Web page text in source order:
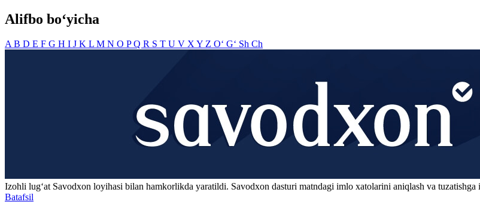
Alifbo bo‘yicha
AB D E F G H I J K L M N O PQ R S T U V XY Z O‘ G‘ Sh Ch
Izohli lugʻat Savodxon loyihasi bilan hamkorlikda yaratildi. Savodxon dasturi matndagi imlo xatolarini aniqlash va tuzatishga
Batafsil